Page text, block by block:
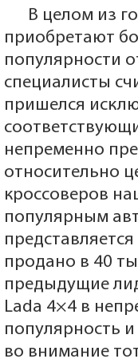
В целом из
приобретают
популярности
специалисты
пришелся
непременно
относительно
кроссоверов
популярным
продано в 40
предыдущие
Lada 4×4 в
популярность
во внимание